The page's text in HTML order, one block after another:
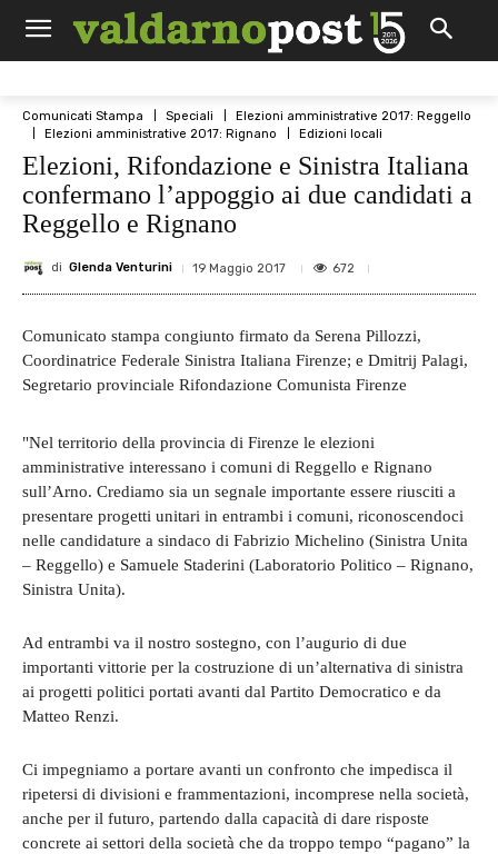
Comunicati Stampa Speciali
Elezioni amministrative 2017: Reggello
Elezioni amministrative 2017: Rignano
Edizioni locali
Elezioni, Rifondazione e Sinistra Italiana
confermano l’appoggio ai due candidati a
Reggello e Rignano
di Glenda Venturini 19 Maggio 2017 672
Comunicato stampa congiunto firmato da Serena Pillozzi,
Coordinatrice Federale Sinistra Italiana Firenze; e Dmitrij Palagi,
Segretario provinciale Rifondazione Comunista Firenze
"Nel territorio della provincia di Firenze le elezioni
amministrative interessano i comuni di Reggello e Rignano
sull’Arno. Crediamo sia un segnale importante essere riusciti a
presentare progetti unitari in entrambi i comuni, riconoscendoci
nelle candidature a sindaco di Fabrizio Michelino (Sinistra Unita
– Reggello) e Samuele Staderini (Laboratorio Politico – Rignano,
Sinistra Unita).
Ad entrambi va il nostro sostegno, con l’augurio di due
importanti vittorie per la costruzione di un’alternativa di sinistra
ai progetti politici portati avanti dal Partito Democratico e da
Matteo Renzi.
Ci impegniamo a portare avanti un confronto che impedisca il
ripetersi di divisioni e frammentazioni, incomprese nella società,
anche per il futuro, partendo dalla capacità di dare risposte
concrete ai settori della società che da troppo tempo “pagano” la